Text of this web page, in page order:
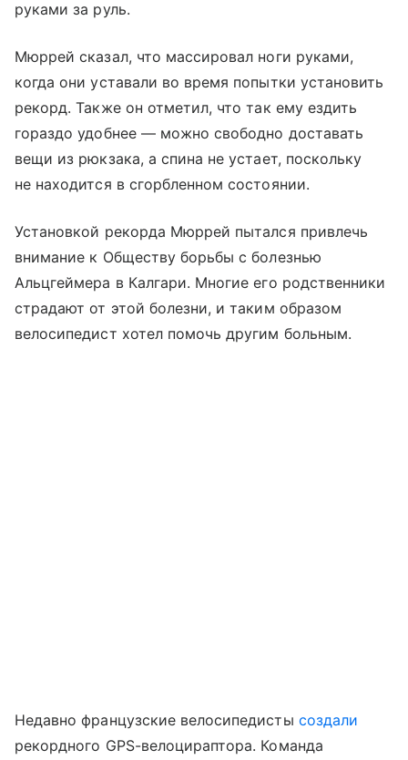
руками за руль.
Мюррей сказал, что массировал ноги руками,
когда они уставали во время попытки установить
рекорд. Также он отметил, что так ему ездить
гораздо удобнее — можно свободно доставать
вещи из рюкзака, а спина не устает, поскольку
не находится в сгорбленном состоянии.
Установкой рекорда Мюррей пытался привлечь
внимание к Обществу борьбы с болезнью
Альцгеймера в Калгари. Многие его родственники
страдают от этой болезни, и таким образом
велосипедист хотел помочь другим больным.
Недавно французские велосипедисты создали
рекордного GPS-велоцираптора. Команда